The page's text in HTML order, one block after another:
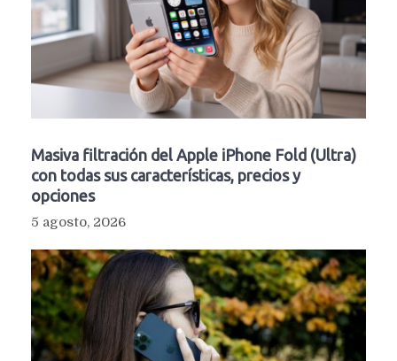
Masiva filtración del Apple iPhone Fold (Ultra)
con todas sus características, precios y
opciones
5 agosto, 2026